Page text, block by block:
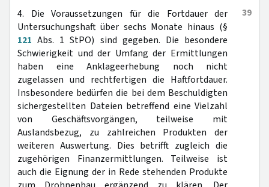
39
4. Die Voraussetzungen für die Fortdauer der
Untersuchungshaft über sechs Monate hinaus (§
121 Abs. 1 StPO) sind gegeben. Die besondere
Schwierigkeit und der Umfang der Ermittlungen
haben eine Anklageerhebung noch nicht
zugelassen und rechtfertigen die Haftfortdauer.
Insbesondere bedürfen die bei dem Beschuldigten
sichergestellten Dateien betreffend eine Vielzahl
von Geschäftsvorgängen, teilweise mit
Auslandsbezug, zu zahlreichen Produkten der
weiteren Auswertung. Dies betrifft zugleich die
zugehörigen Finanzermittlungen. Teilweise ist
auch die Eignung der in Rede stehenden Produkte